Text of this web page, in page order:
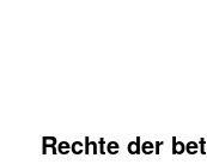
Rechte der